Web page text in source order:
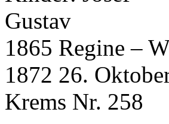
Gustav
1865 Regine –
1872 26.
Krems Nr. 258